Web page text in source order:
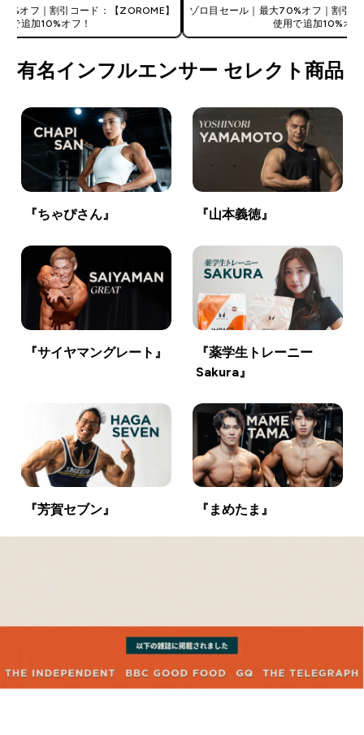
オフ｜割引コード：【ZOROME】
で追加10%オフ！
ゾロ目セール｜最大70%オフ｜割引
使用で追加10%オ
有名インフルエンサー セレクト商品
『ちゃぴさん』 『山本義徳』
『サイヤマングレート』
『薬学生トレーニー
Sakura』
『芳賀セブン』 『まめたま』